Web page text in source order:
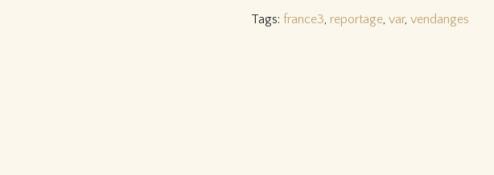
Tags: france3, reportage, var, vendanges